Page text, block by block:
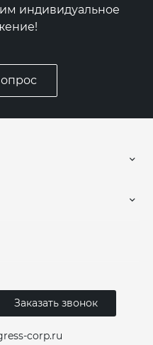
индивидуальное
corp.ru
Заказать звонок